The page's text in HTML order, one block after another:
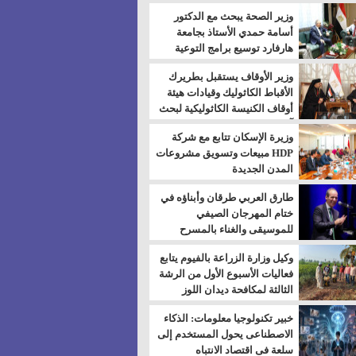
بالسويس
وزير الصحة يبحث مع الدكتور
أسامة حمدي الأستاذ بجامعة
هارفارد توسيع برامج التوعية
بمرض السكري
وزير الأوقاف يستقبل بطريرك
الأقباط الكاثوليك وقيادات هيئة
أوقاف الكنيسة الكاثوليكية لبحث
آفاق التعاون المشترك
وزيرة الإسكان تتابع مع شركة
HDP مبيعات وتسويق مشروعات
المدن الجديدة
طارق العربي طرقان وأبناؤه في
ختام المهرجان الصيفي
للموسيقى والغناء بالمسرح
المكشوف
وكيل وزارة الزراعة بالفيوم يتابع
فعاليات الأسبوع الأول من الرشة
الثالثة لمكافحة ديدان اللوز
للقطن
خبير تكنولوجيا معلومات: الذكاء
الاصطناعى يحول المستخدم إلى
سلعة فى اقتصاد الانتباه